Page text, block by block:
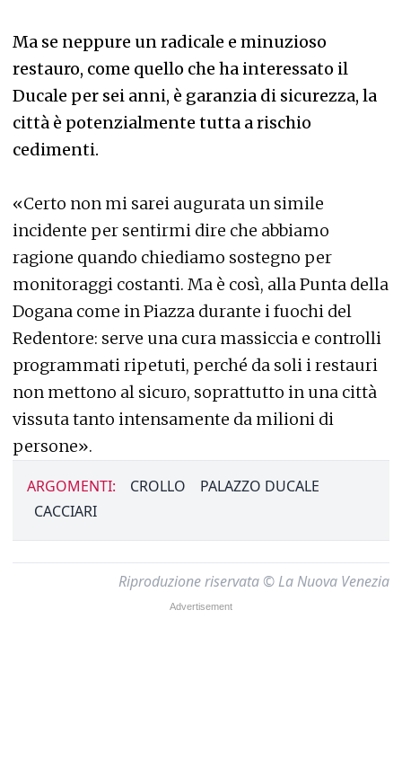
Ma se neppure un radicale e minuzioso
restauro, come quello che ha interessato il
Ducale per sei anni, è garanzia di sicurezza, la
città è potenzialmente tutta a rischio
cedimenti.
«Certo non mi sarei augurata un simile
incidente per sentirmi dire che abbiamo
ragione quando chiediamo sostegno per
monitoraggi costanti. Ma è così, alla Punta della
Dogana come in Piazza durante i fuochi del
Redentore: serve una cura massiccia e controlli
programmati ripetuti, perché da soli i restauri
non mettono al sicuro, soprattutto in una città
vissuta tanto intensamente da milioni di
persone».
ARGOMENTI: CROLLO
PALAZZO DUCALE
CACCIARI
Riproduzione riservata © La Nuova Venezia